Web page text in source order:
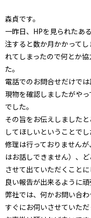
森貞です。
一昨日、HPを見られたあ
注すると数か月かかって
れてしまったので何とか
た。
電話でのお問合せだけで
現物を確認しましたがや
でした。
その旨をお伝えしました
してほしいということで
修理は行っておりません
はお話しできません）、
させて出ていただくことに
良い報告が出来るように頑
弊社では、何かお問い合
すぐにお伺いさせていた